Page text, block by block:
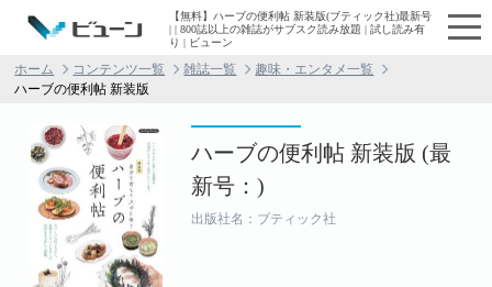
【無料】ハーブの便利帖 新装版(ブティック社)最新号
| | 800誌以上の雑誌がサブスク読み放題 | 試し読み有
り | ビューン
ホーム コンテンツ一覧 雑誌一覧
趣味・エンタメ一覧
ハーブの便利帖 新装版
ハーブの便利帖 新装版 (最
新号：)
出版社名：ブティック社